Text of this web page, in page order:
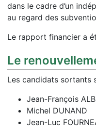
dans le cadre d’un
au regard des
Le rapport financier a
Le
Les candidats sortants
Jean-François
Michel DUNAND
Jean-Luc